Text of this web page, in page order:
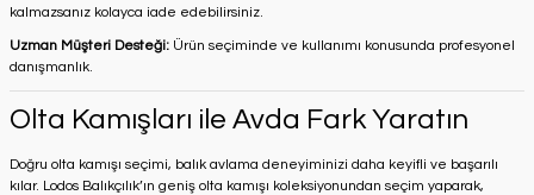
kalmazsanız kolayca iade edebilirsiniz.
Uzman Müşteri Desteği: Ürün seçiminde ve kullanımı konusunda profesyonel
danışmanlık.
Olta Kamışları ile Avda Fark Yaratın
Doğru olta kamışı seçimi, balık avlama deneyiminizi daha keyifli ve başarılı
kılar. Lodos Balıkçılık’ın geniş olta kamışı koleksiyonundan seçim yaparak,